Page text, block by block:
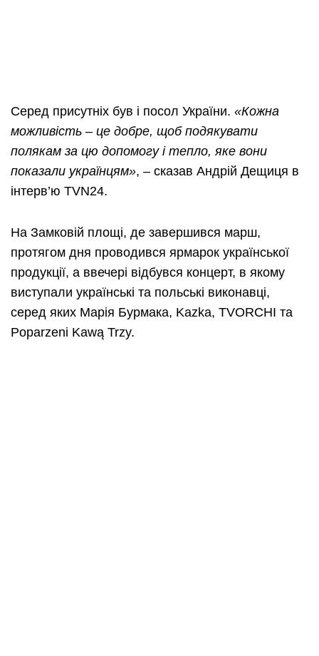
Серед присутніх був і посол України. «Кожна
можливість – це добре, щоб подякувати
полякам за цю допомогу і тепло, яке вони
показали українцям», – сказав Андрій Дещиця в
інтерв’ю TVN24.
На Замковій площі, де завершився марш,
протягом дня проводився ярмарок української
продукції, а ввечері відбувся концерт, в якому
виступали українські та польські виконавці,
серед яких Марія Бурмака, Kazka, TVORCHI та
Poparzeni Kawą Trzy.